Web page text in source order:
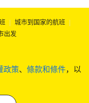
政策、 條款和條件，以
| 城市到国家的航班 |
出发